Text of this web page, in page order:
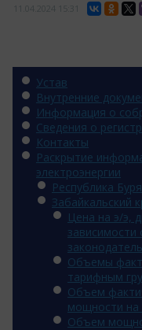
Устав
Внутренние
Информация о
Сведения о
Контакты
Раскрытие
электроэнергии
Республика
Забайкальский
Цена на э/э,
зависимости
Объемы
тарифным
Объем
мощности на
Объем